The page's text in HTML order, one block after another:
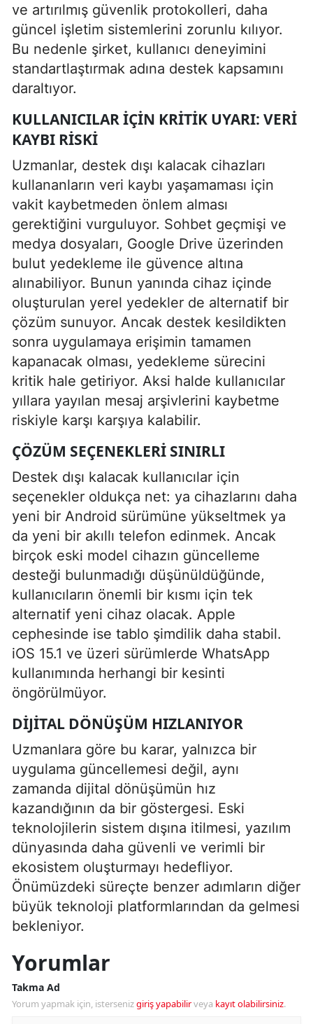
ve artırılmış güvenlik protokolleri, daha
güncel işletim sistemlerini zorunlu kılıyor.
Bu nedenle şirket, kullanıcı deneyimini
standartlaştırmak adına destek kapsamını
daraltıyor.
KULLANICILAR IÇIN KRITIK UYARI: VERI
KAYBI RISKI
Uzmanlar, destek dışı kalacak cihazları
kullananların veri kaybı yaşamaması için
vakit kaybetmeden önlem alması
gerektiğini vurguluyor. Sohbet geçmişi ve
medya dosyaları, Google Drive üzerinden
bulut yedekleme ile güvence altına
alınabiliyor. Bunun yanında cihaz içinde
oluşturulan yerel yedekler de alternatif bir
çözüm sunuyor. Ancak destek kesildikten
sonra uygulamaya erişimin tamamen
kapanacak olması, yedekleme sürecini
kritik hale getiriyor. Aksi halde kullanıcılar
yıllara yayılan mesaj arşivlerini kaybetme
riskiyle karşı karşıya kalabilir.
ÇÖZÜM SEÇENEKLERI SINIRLI
Destek dışı kalacak kullanıcılar için
seçenekler oldukça net: ya cihazlarını daha
yeni bir Android sürümüne yükseltmek ya
da yeni bir akıllı telefon edinmek. Ancak
birçok eski model cihazın güncelleme
desteği bulunmadığı düşünüldüğünde,
kullanıcıların önemli bir kısmı için tek
alternatif yeni cihaz olacak. Apple
cephesinde ise tablo şimdilik daha stabil.
iOS 15.1 ve üzeri sürümlerde WhatsApp
kullanımında herhangi bir kesinti
öngörülmüyor.
DIJITAL DÖNÜŞÜM HIZLANIYOR
Uzmanlara göre bu karar, yalnızca bir
uygulama güncellemesi değil, aynı
zamanda dijital dönüşümün hız
kazandığının da bir göstergesi. Eski
teknolojilerin sistem dışına itilmesi, yazılım
dünyasında daha güvenli ve verimli bir
ekosistem oluşturmayı hedefliyor.
Önümüzdeki süreçte benzer adımların diğer
büyük teknoloji platformlarından da gelmesi
bekleniyor.
Yorumlar
Takma Ad
Yorum yapmak için, istersenizgiriş yapabilirveya kayıt olabilirsiniz.